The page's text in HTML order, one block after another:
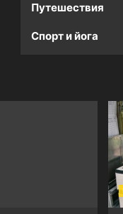
Путешествия
Спорт и йога